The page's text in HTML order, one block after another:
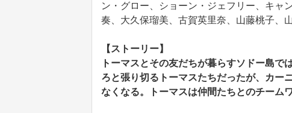
ン・グロー、ショーン・ジェフリー、キャ
奏、大久保瑠美、古賀英里奈、山藤桃子、
【ストーリー】
トーマスとその友だちが暮らすソドー島で
ろと張り切るトーマスたちだったが、カー
なくなる。トーマスは仲間たちとのチーム